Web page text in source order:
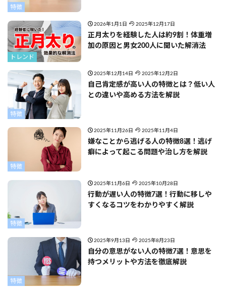
特徴
トレンド
2026年1月1日 2025年12月17日
正月太りを経験した人は約9割！体重増
加の原因と男女200人に聞いた解消法
特徴
2025年12月14日 2025年12月2日
自己肯定感が高い人の特徴とは？低い人
との違いや高める方法を解説
特徴
2025年11月26日 2025年11月4日
嫌なことから逃げる人の特徴8選！逃げ
癖によって起こる問題や治し方を解説
特徴
2025年11月6日 2025年10月28日
行動が遅い人の特徴7選！行動に移しや
すくなるコツをわかりやすく解説
特徴
2025年9月13日 2025年8月23日
自分の意思がない人の特徴7選！意思を
持つメリットや方法を徹底解説